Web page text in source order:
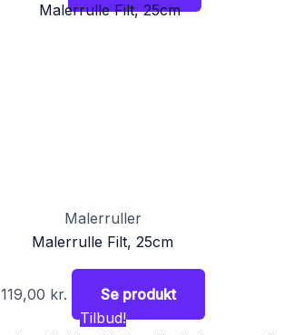
Malerruller
Malerrulle Filt, 25cm
119,00 kr.
Se produkt
Tilbud!